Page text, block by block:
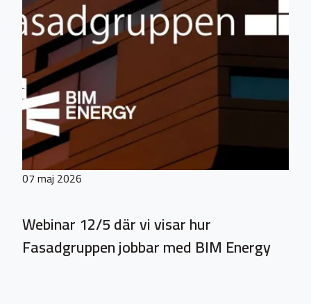
07 maj 2026
Webinar 12/5 där vi visar hur
Fasadgruppen jobbar med BIM Energy